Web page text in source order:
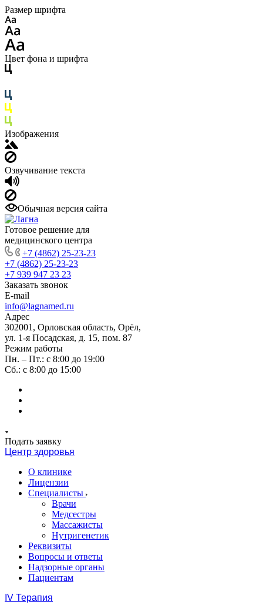
Размер шрифта
Цвет фона и шрифта
Изображения
Озвучивание текста
Обычная версия сайта
Готовое решение для
медицинского центра
+7 (4862) 25-23-23
+7 (4862) 25-23-23
+7 939 947 23 23
Заказать звонок
E-mail
info@lagnamed.ru
Адрес
302001, Орловская область, Орёл,
ул. 1-я Посадская, д. 15, пом. 87
Режим работы
Пн. – Пт.: с 8:00 до 19:00
Сб.: с 8:00 до 15:00
Подать заявку
Центр здоровья
О клинике
Лицензии
Специалисты
Врачи
Медсестры
Массажисты
Нутригенетик
Реквизиты
Вопросы и ответы
Надзорные органы
Пациентам
IV Терапия